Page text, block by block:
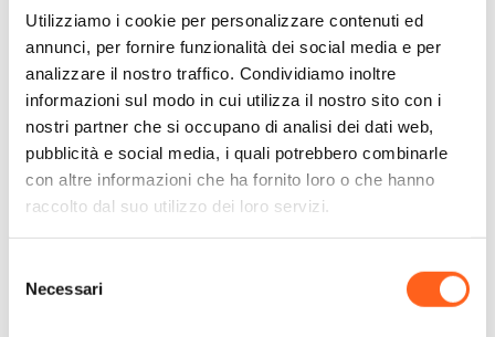
Utilizziamo i cookie per personalizzare contenuti ed
annunci, per fornire funzionalità dei social media e per
analizzare il nostro traffico. Condividiamo inoltre
informazioni sul modo in cui utilizza il nostro sito con i
nostri partner che si occupano di analisi dei dati web,
pubblicità e social media, i quali potrebbero combinarle
con altre informazioni che ha fornito loro o che hanno
raccolto dal suo utilizzo dei loro servizi.
delNecessari
Questo dolce semplice e buonissimo è
erede della cucina povera, ma ricca di
ingegno: è fatto di farina, latte e patate ed
era tipico delle festività natalizie.
A Custonaci è la regina dei
dolci e delle sagre.